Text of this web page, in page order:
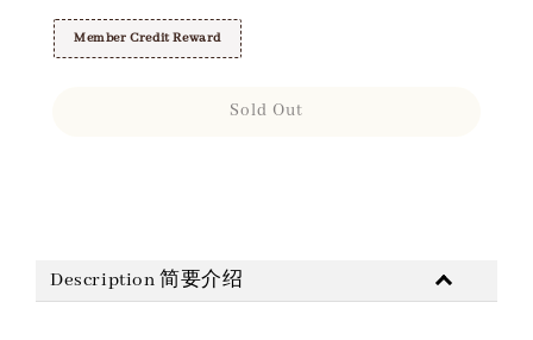
Member Credit Reward
Sold Out
Description 简要介绍